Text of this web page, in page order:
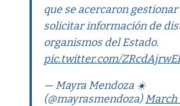
que se acercaron
solicitar información de
organismos del Estado.
pic.twitter.com/ZRcdAjrwEl
— Mayra Mendoza ☀️
(@mayrasmendoza)March